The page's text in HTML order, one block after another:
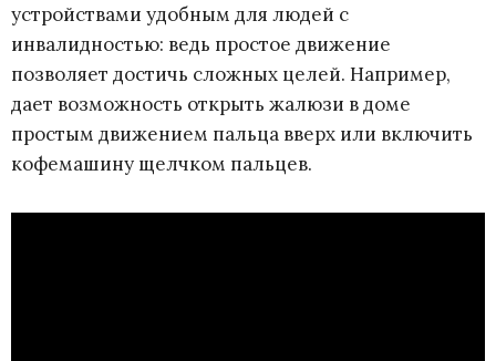
устройствами удобным для людей с
инвалидностью: ведь простое движение
позволяет достичь сложных целей. Например,
дает возможность открыть жалюзи в доме
простым движением пальца вверх или включить
кофемашину щелчком пальцев.